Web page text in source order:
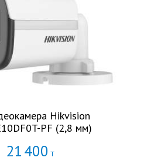
Hikvision
PF (2,8 мм)
21400 Т